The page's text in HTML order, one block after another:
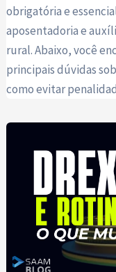
obrigatória e
aposentadoria e
rural. Abaixo, você
principais dúvidas
como evitar